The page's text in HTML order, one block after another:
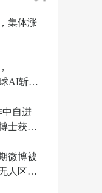
集体涨
AI斩杀
中自进
士获千
微博被
人区被